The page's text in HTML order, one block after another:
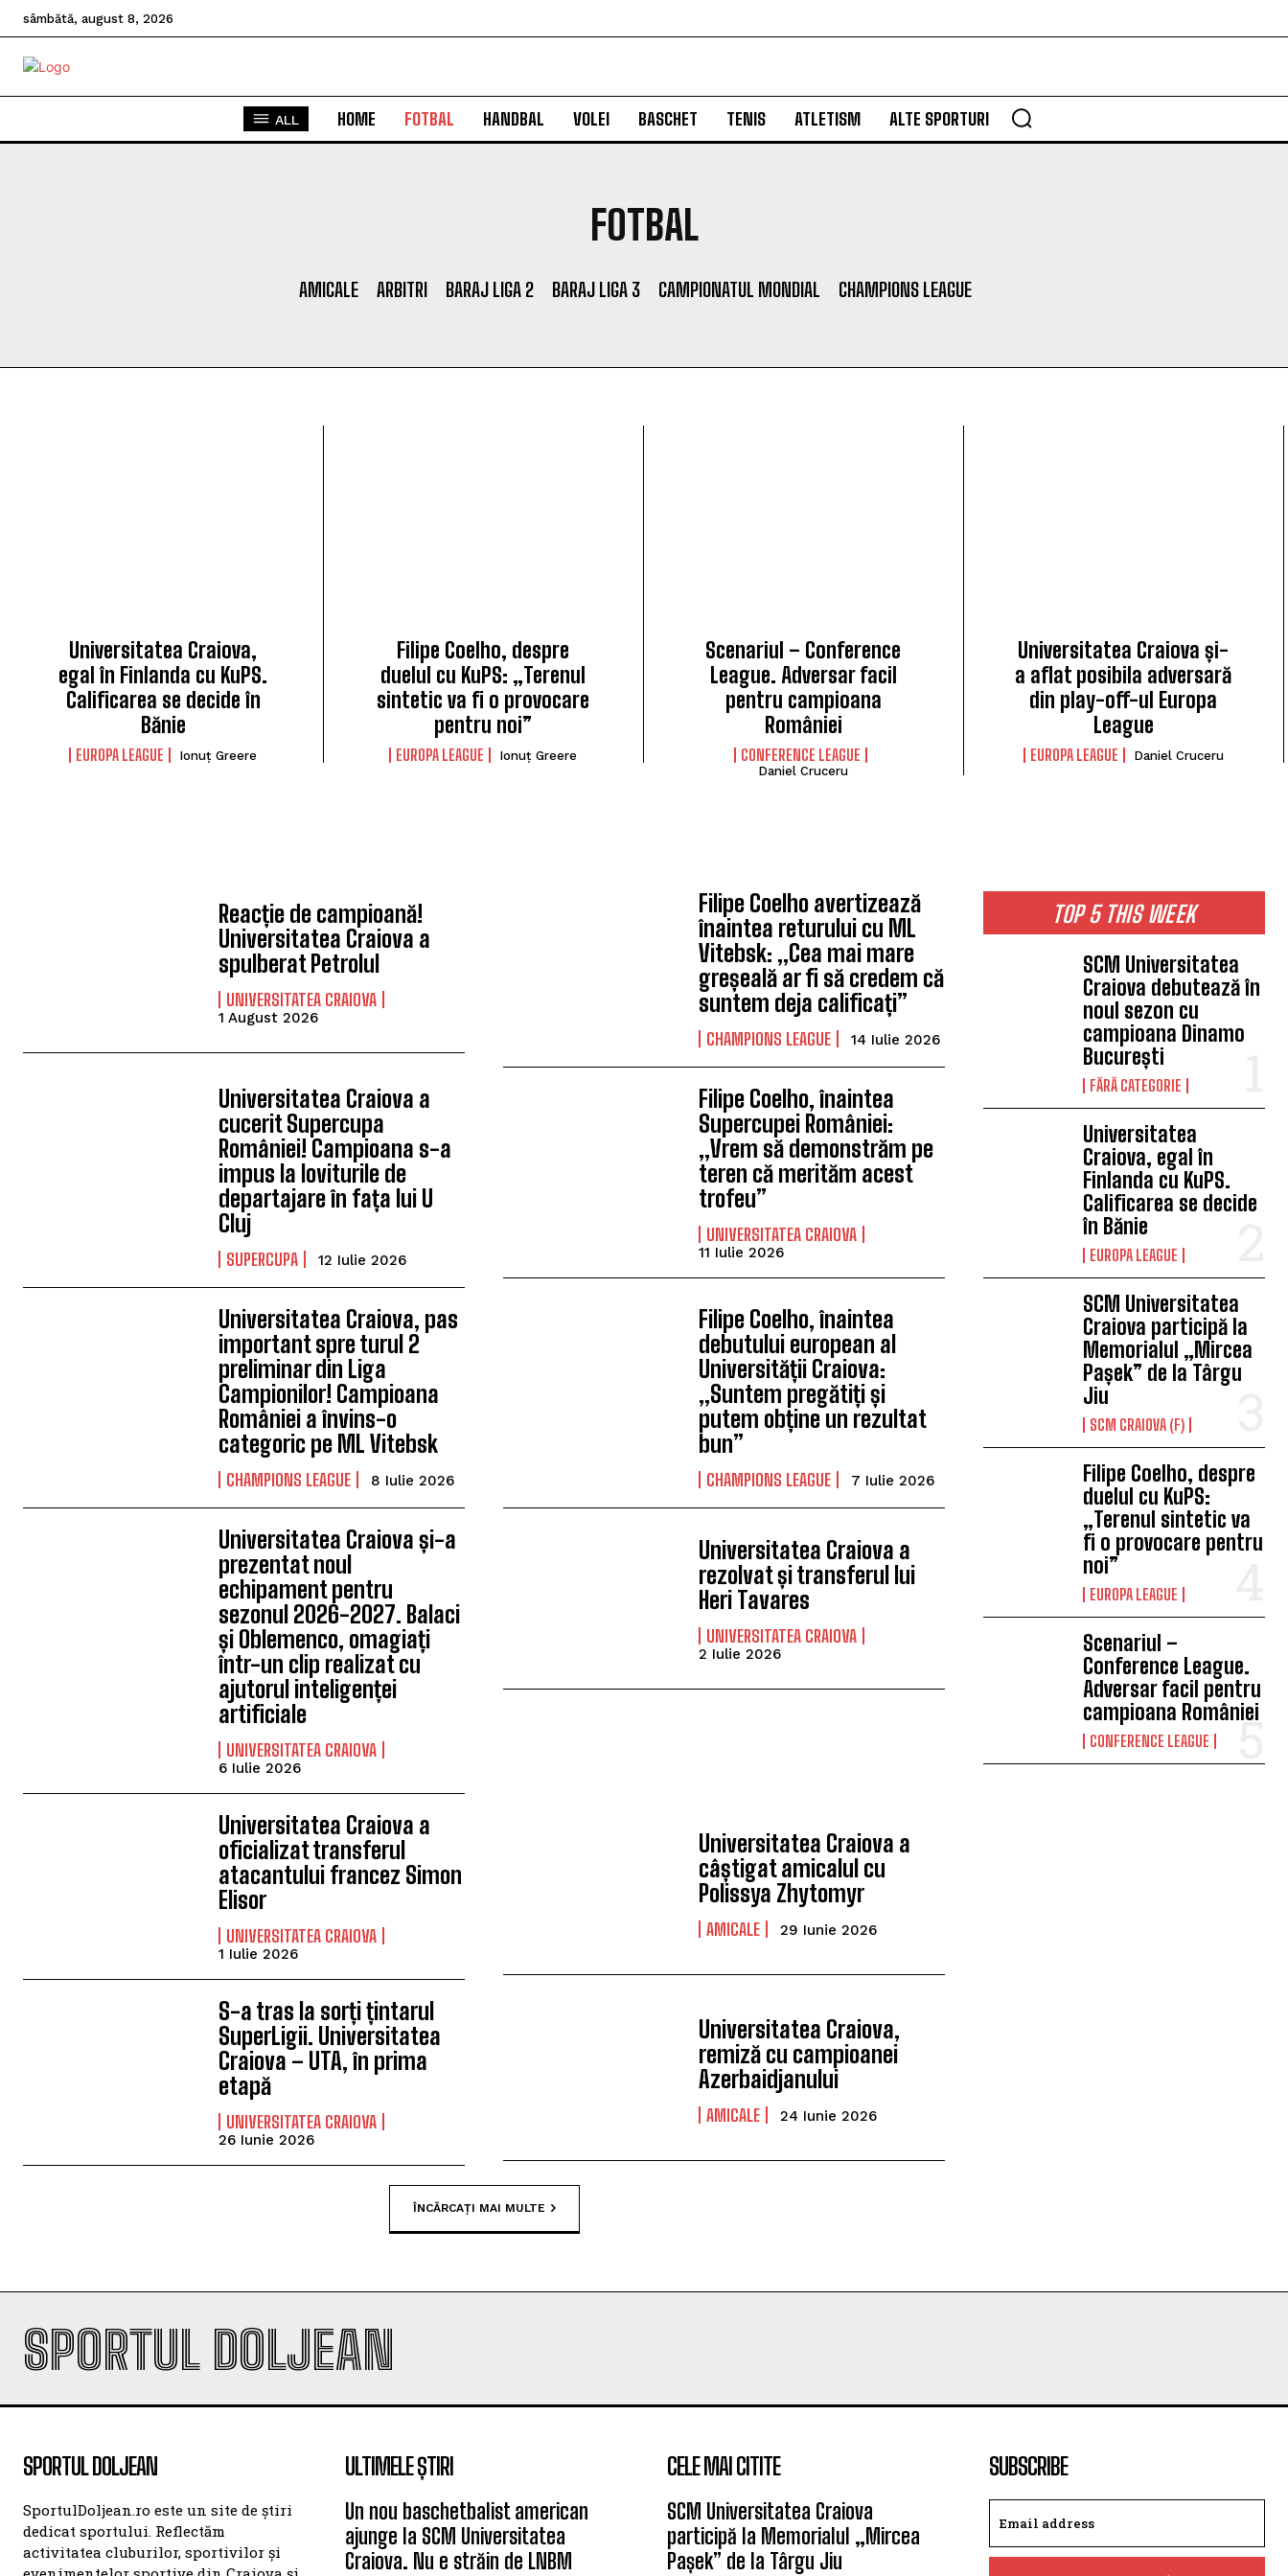
sâmbătă, august 8, 2026
ALL HOME FOTBAL HANDBAL VOLEI BASCHET TENIS ATLETISM ALTE SPORTURI
FOTBAL
AMICALE ARBITRI BARAJ LIGA 2 BARAJ LIGA 3 CAMPIONATUL MONDIAL CHAMPIONS LEAGUE
Universitatea Craiova,
egal în Finlanda cu KuPS.
Calificarea se decide în
Bănie
EUROPA LEAGUE Ionuț Greere
Filipe Coelho, despre
duelul cu KuPS: „Terenul
sintetic va fi o provocare
pentru noi”
EUROPA LEAGUE Ionuț Greere
Scenariul – Conference
League. Adversar facil
pentru campioana
României
CONFERENCE LEAGUE
Daniel Cruceru
Universitatea Craiova și-
a aflat posibila adversară
din play-off-ul Europa
League
EUROPA LEAGUE Daniel Cruceru
Reacție de campioană!
Universitatea Craiova a
spulberat Petrolul
UNIVERSITATEA CRAIOVA
1 August 2026
Filipe Coelho avertizează
înaintea returului cu ML
Vitebsk: „Cea mai mare
greșeală ar fi să credem că
suntem deja calificați”
CHAMPIONS LEAGUE 14 Iulie 2026
Universitatea Craiova a
cucerit Supercupa
României! Campioana s-a
impus la loviturile de
departajare în fața lui U
Cluj
SUPERCUPA 12 Iulie 2026
Filipe Coelho, înaintea
Supercupei României:
„Vrem să demonstrăm pe
teren că merităm acest
trofeu”
UNIVERSITATEA CRAIOVA
11 Iulie 2026
Universitatea Craiova, pas
important spre turul 2
preliminar din Liga
Campionilor! Campioana
României a învins-o
categoric pe ML Vitebsk
CHAMPIONS LEAGUE 8 Iulie 2026
Filipe Coelho, înaintea
debutului european al
Universității Craiova:
„Suntem pregătiți și
putem obține un rezultat
bun”
CHAMPIONS LEAGUE 7 Iulie 2026
Universitatea Craiova și-a
prezentat noul
echipament pentru
sezonul 2026-2027. Balaci
și Oblemenco, omagiați
într-un clip realizat cu
ajutorul inteligenței
artificiale
UNIVERSITATEA CRAIOVA
6 Iulie 2026
Universitatea Craiova a
rezolvat și transferul lui
Heri Tavares
UNIVERSITATEA CRAIOVA
2 Iulie 2026
Universitatea Craiova a
oficializat transferul
atacantului francez Simon
Elisor
UNIVERSITATEA CRAIOVA
1 Iulie 2026
Universitatea Craiova a
câștigat amicalul cu
Polissya Zhytomyr
AMICALE 29 Iunie 2026
S-a tras la sorți țintarul
SuperLigii. Universitatea
Craiova – UTA, în prima
etapă
UNIVERSITATEA CRAIOVA
26 Iunie 2026
Universitatea Craiova,
remiză cu campioanei
Azerbaidjanului
AMICALE 24 Iunie 2026
ÎNCĂRCAȚI MAI MULTE
TOP 5 THIS WEEK
SCM Universitatea
Craiova debutează în
noul sezon cu
campioana Dinamo
București
FĂRĂ CATEGORIE
Universitatea
Craiova, egal în
Finlanda cu KuPS.
Calificarea se decide
în Bănie
EUROPA LEAGUE
SCM Universitatea
Craiova participă la
Memorialul „Mircea
Pașek” de la Târgu
Jiu
SCM CRAIOVA (F)
Filipe Coelho, despre
duelul cu KuPS:
„Terenul sintetic va
fi o provocare pentru
noi”
EUROPA LEAGUE
Scenariul –
Conference League.
Adversar facil pentru
campioana României
CONFERENCE LEAGUE
SPORTUL DOLJEAN
SPORTUL DOLJEAN
SportulDoljean.ro este un site de știri
dedicat sportului. Reflectăm
activitatea cluburilor, sportivilor și
ULTIMELE ȘTIRI
Un nou baschetbalist american
ajunge la SCM Universitatea
Craiova. Nu e străin de LNBM
CELE MAI CITITE
SCM Universitatea Craiova
participă la Memorialul „Mircea
Pașek” de la Târgu Jiu
SUBSCRIBE